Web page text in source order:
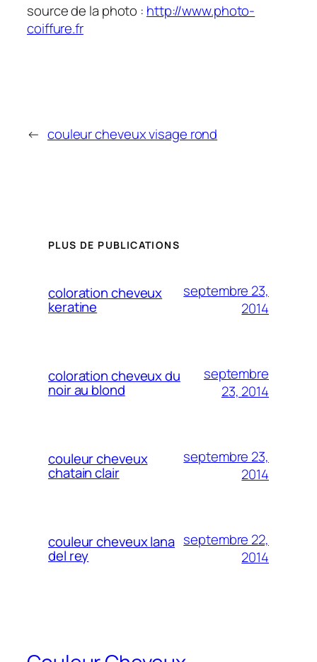
source de la photo : http://www.photo-
coiffure.fr
← couleur cheveux visage rond
PLUS DE PUBLICATIONS
coloration cheveux
keratine
septembre 23,
2014
coloration cheveux du
noir au blond
septembre
23, 2014
couleur cheveux
chatain clair
septembre 23,
2014
couleur cheveux lana
del rey
septembre 22,
2014